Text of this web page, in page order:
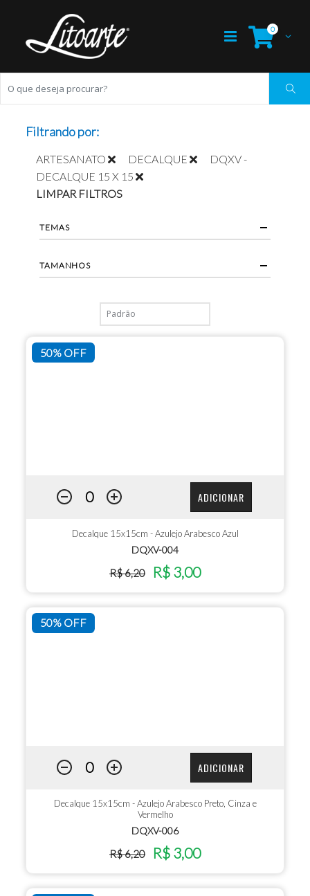
0
50% OFF
ADICIONAR
Decalque 15x15cm - Azulejo Arabesco Azul
DQXV-004
R$ 6,20 R$ 3,00
50% OFF
ADICIONAR
Decalque 15x15cm - Azulejo Arabesco Preto, Cinza e
Vermelho
DQXV-006
R$ 6,20 R$ 3,00
Filtrando por:
ARTESANATO DECALQUE
DQXV -
DECALQUE 15 X 15
LIMPAR FILTROS
TEMAS
TAMANHOS